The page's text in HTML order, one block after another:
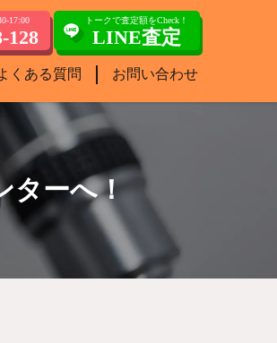
17:00
128
トークで査定額をCheck！
LINE査定
くある質問 お問い合わせ
ターへ！